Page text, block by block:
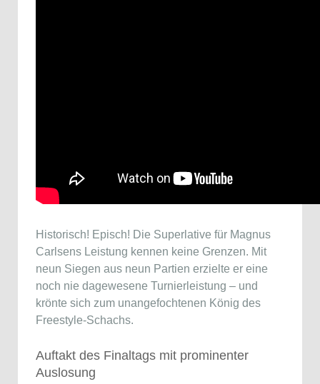
Historisch! Episch! Die Superlative für Magnus
Carlsens Leistung kennen keine Grenzen. Mit
neun Siegen aus neun Partien erzielte er eine
noch nie dagewesene Turnierleistung – und
krönte sich zum unangefochtenen König des
Freestyle-Schachs.
Auftakt des Finaltags mit prominenter
Auslosung